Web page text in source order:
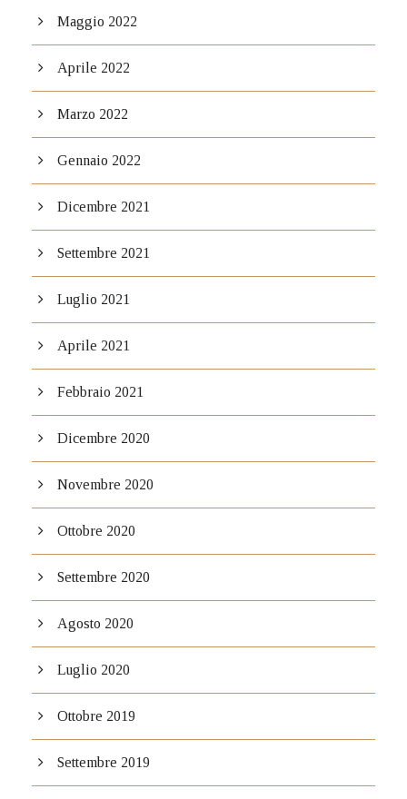
Maggio 2022
Aprile 2022
Marzo 2022
Gennaio 2022
Dicembre 2021
Settembre 2021
Luglio 2021
Aprile 2021
Febbraio 2021
Dicembre 2020
Novembre 2020
Ottobre 2020
Settembre 2020
Agosto 2020
Luglio 2020
Ottobre 2019
Settembre 2019